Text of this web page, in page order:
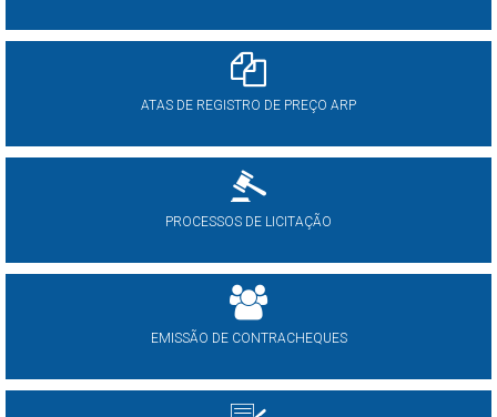
ATAS DE REGISTRO DE PREÇO ARP
PROCESSOS DE LICITAÇÃO
EMISSÃO DE CONTRACHEQUES